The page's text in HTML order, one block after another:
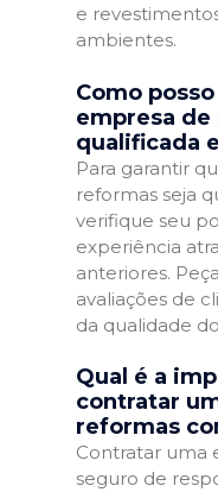
e
ambientes.
Como
empresa
qualificada
Para garantir
reformas seja
verifique seu
experiência
anteriores.
avaliações de
da qualidade
Qual é a
contratar
reformas
Contratar uma
seguro de